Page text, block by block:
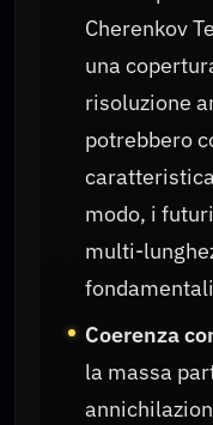
Cherenkov
una
risoluzione
potrebbero
modo, i
multi-
Coerenza
la massa